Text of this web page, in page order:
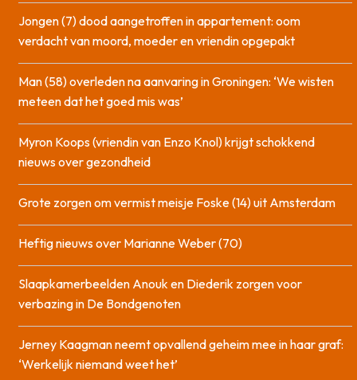
Jongen (7) dood aangetroffen in appartement: oom
verdacht van moord, moeder en vriendin opgepakt
Man (58) overleden na aanvaring in Groningen: ‘We wisten
meteen dat het goed mis was’
Myron Koops (vriendin van Enzo Knol) krijgt schokkend
nieuws over gezondheid
Grote zorgen om vermist meisje Foske (14) uit Amsterdam
Heftig nieuws over Marianne Weber (70)
Slaapkamerbeelden Anouk en Diederik zorgen voor
verbazing in De Bondgenoten
Jerney Kaagman neemt opvallend geheim mee in haar graf:
‘Werkelijk niemand weet het’